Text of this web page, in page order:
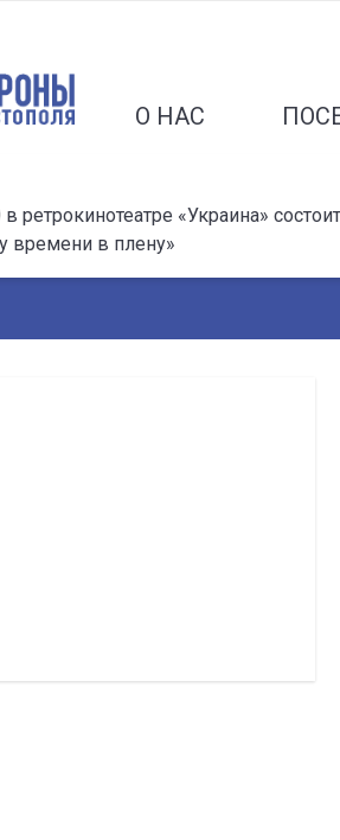
О НАС
ретрокинотеатре «Украина»
времени в плену»